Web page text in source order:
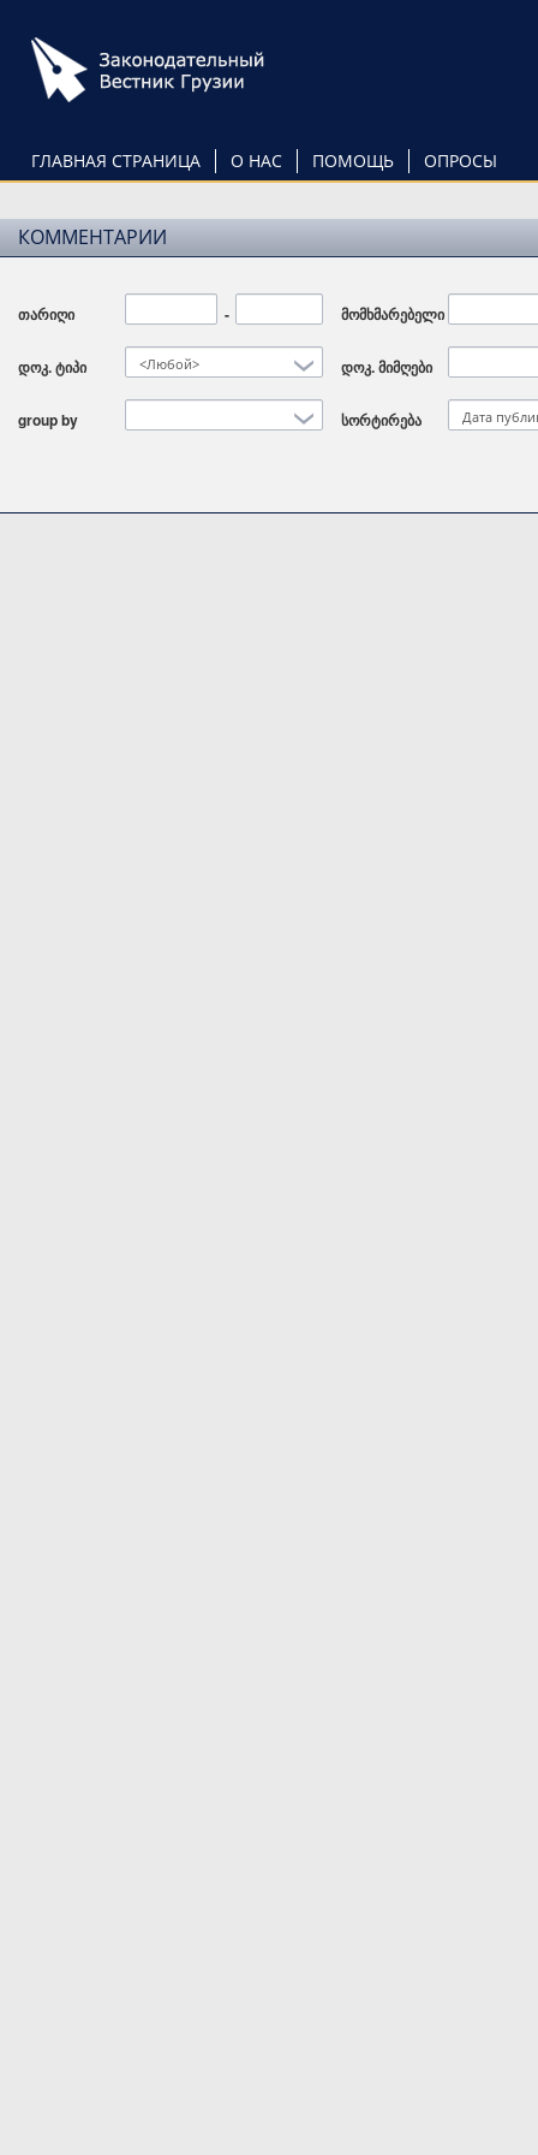
основному
содержанию
ГЛАВНАЯ СТРАНИЦА О НАС ПОМОЩЬ ОПРОСЫ
КОММЕНТАРИИ
თარიღი - მომხმარებელი
დოკ. ტიპი <Любой> დოკ. მიმღები
group by სორტირება Дата